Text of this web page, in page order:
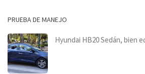
PRUEBA DE MANEJO
Hyundai HB20 Sedán, bien